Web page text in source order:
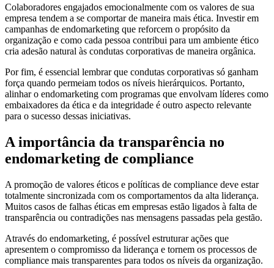
Colaboradores engajados emocionalmente com os valores de sua
empresa tendem a se comportar de maneira mais ética. Investir em
campanhas de endomarketing que reforcem o propósito da
organização e como cada pessoa contribui para um ambiente ético
cria adesão natural às condutas corporativas de maneira orgânica.
Por fim, é essencial lembrar que condutas corporativas só ganham
força quando permeiam todos os níveis hierárquicos. Portanto,
alinhar o endomarketing com programas que envolvam líderes como
embaixadores da ética e da integridade é outro aspecto relevante
para o sucesso dessas iniciativas.
A importância da transparência no
endomarketing de compliance
A promoção de valores éticos e políticas de compliance deve estar
totalmente sincronizada com os comportamentos da alta liderança.
Muitos casos de falhas éticas em empresas estão ligados à falta de
transparência ou contradições nas mensagens passadas pela gestão.
Através do endomarketing, é possível estruturar ações que
apresentem o compromisso da liderança e tornem os processos de
compliance mais transparentes para todos os níveis da organização.